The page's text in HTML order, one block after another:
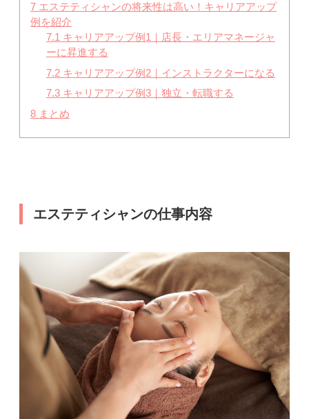
7 エステティシャンの将来性は高い！キャリアアップ
例を紹介
7.1 キャリアアップ例1｜店長・エリアマネージャ
ーに昇進する
7.2キャリアアップ例2｜インストラクターになる
7.3キャリアアップ例3｜独立・転職する
8 まとめ
エステティシャンの仕事内容